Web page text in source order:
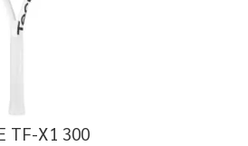
TF-X1 300